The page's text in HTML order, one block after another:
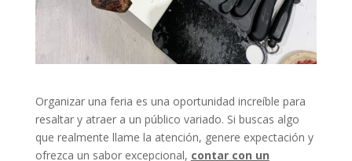
Organizar una feria es una oportunidad increíble para
resaltar y atraer a un público variado. Si buscas algo
que realmente llame la atención, genere expectación y
ofrezca un sabor excepcional, contar con un